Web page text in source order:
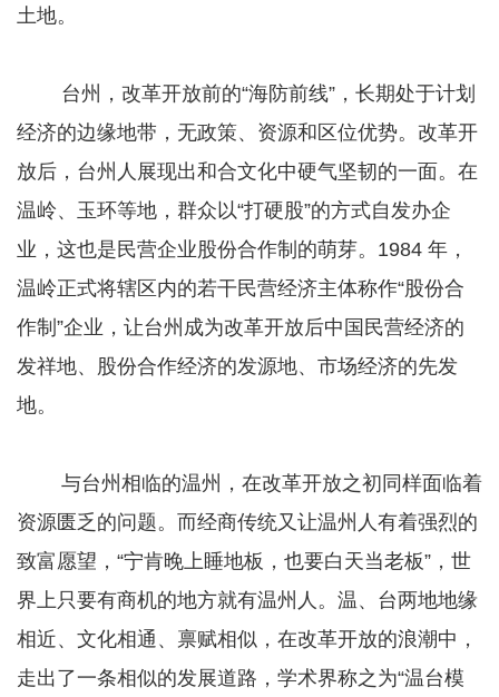
土地。
台州，改革开放前的“海防前线”，长期处于计划
经济的边缘地带，无政策、资源和区位优势。改革开
放后，台州人展现出和合文化中硬气坚韧的一面。在
温岭、玉环等地，群众以“打硬股”的方式自发办企
业，这也是民营企业股份合作制的萌芽。1984 年，
温岭正式将辖区内的若干民营经济主体称作“股份合
作制”企业，让台州成为改革开放后中国民营经济的
发祥地、股份合作经济的发源地、市场经济的先发
地。
与台州相临的温州，在改革开放之初同样面临着
资源匮乏的问题。而经商传统又让温州人有着强烈的
致富愿望，“宁肯晚上睡地板，也要白天当老板”，世
界上只要有商机的地方就有温州人。温、台两地地缘
相近、文化相通、禀赋相似，在改革开放的浪潮中，
走出了一条相似的发展道路，学术界称之为“温台模